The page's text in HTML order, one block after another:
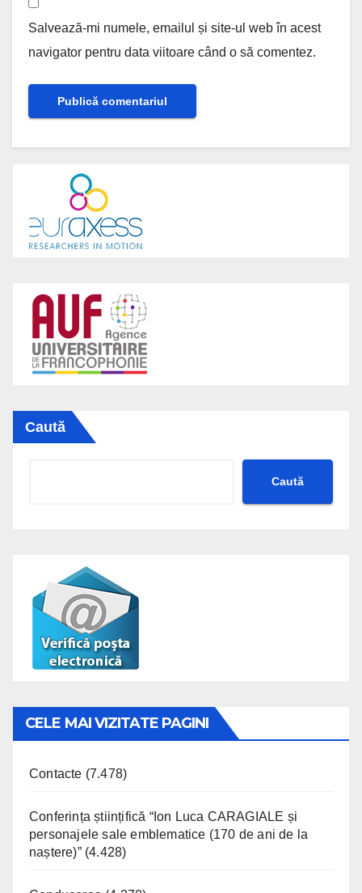
Salvează-mi numele, emailul și site-ul web în acest
navigator pentru data viitoare când o să comentez.
Caută
Caută
CELE MAI VIZITATE PAGINI
Contacte (7.478)
Conferința științifică “Ion Luca CARAGIALE și
personajele sale emblematice (170 de ani de la
naștere)” (4.428)